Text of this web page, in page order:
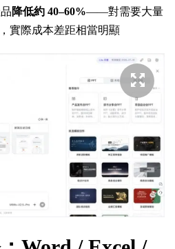
降低約 40–60%——對需要大量
實際成本差距相當明顯